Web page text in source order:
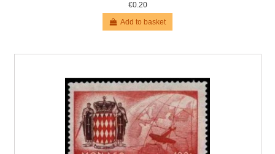
€0.20
Add to basket